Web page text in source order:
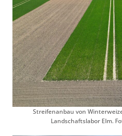
Streifenanbau von
Landschaftslabor Elm.